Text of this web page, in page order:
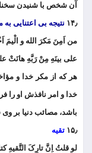
آن شخص با شنیدن سخنان
۱۴٫ نتیجه بی اعتنایی به
من اَمِنَ مَکرَ الله و الْیمَ
علی بینَهِ مِنْ رَبَّهِ هانَتْ
هر که از مکر خدا و
خدا و امر نافذش او را
باشد، مصائب دنیا بر
۱۵٫ تقیه
لو قلتُ اِنَّ تارِکَ التَّقیهِ